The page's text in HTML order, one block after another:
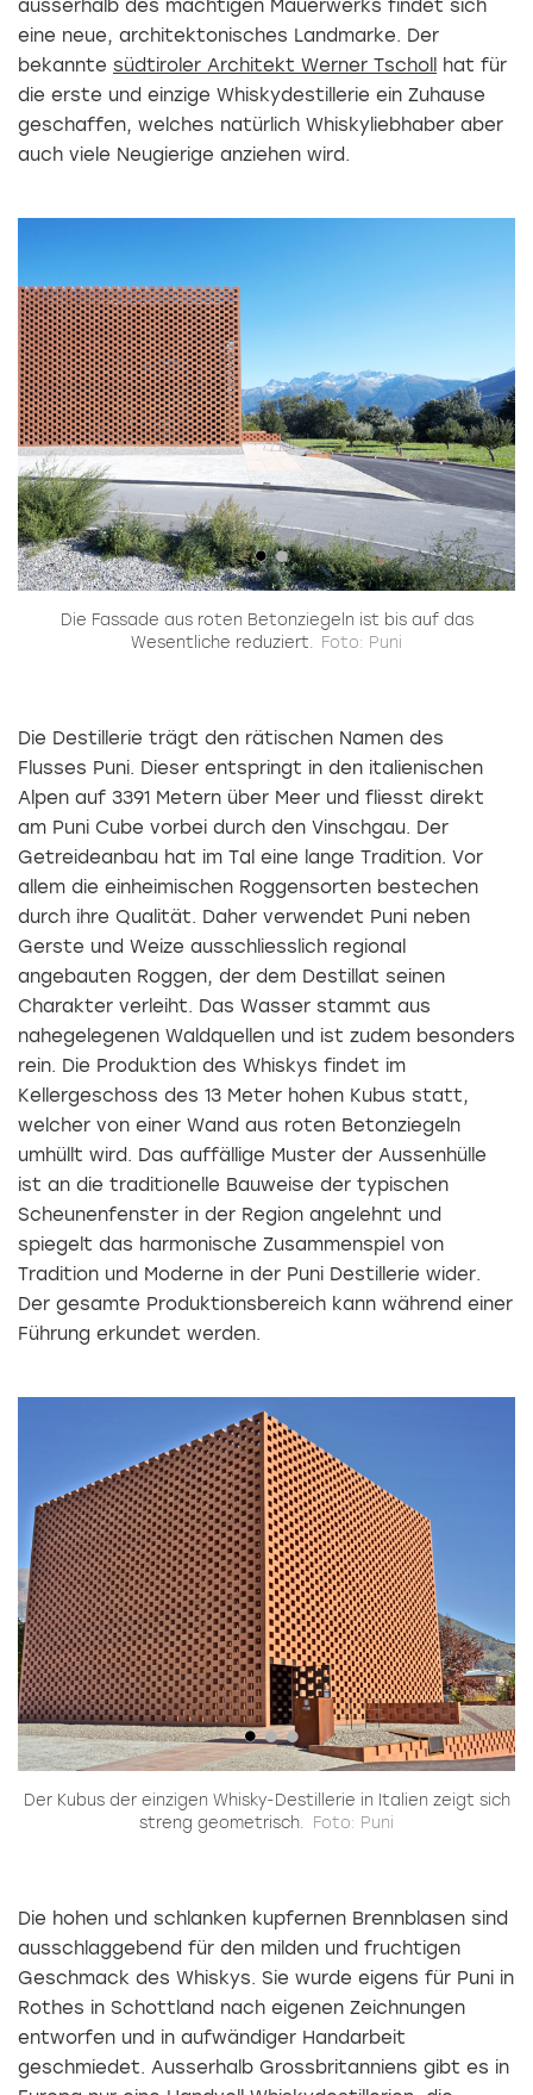
ausserhalb des mächtigen Mauerwerks findet sich
eine neue, architektonisches Landmarke. Der
bekannte südtiroler Architekt Werner Tscholl
hat für
die erste und einzige Whiskydestillerie ein Zuhause
geschaffen, welches natürlich Whiskyliebhaber aber
auch viele Neugierige anziehen wird.
Die Fassade aus roten Betonziegeln ist bis auf das
Wesentliche reduziert. Foto: Puni
Die Destillerie trägt den rätischen Namen des
Flusses Puni. Dieser entspringt in den italienischen
Alpen auf 3391 Metern über Meer und fliesst direkt
am Puni Cube vorbei durch den Vinschgau. Der
Getreideanbau hat im Tal eine lange Tradition. Vor
allem die einheimischen Roggensorten bestechen
durch ihre Qualität. Daher verwendet Puni neben
Gerste und Weize ausschliesslich regional
angebauten Roggen, der dem Destillat seinen
Charakter verleiht. Das Wasser stammt aus
nahegelegenen Waldquellen und ist zudem besonders
rein. Die Produktion des Whiskys findet im
Kellergeschoss des 13 Meter hohen Kubus statt,
welcher von einer Wand aus roten Betonziegeln
umhüllt wird. Das auffällige Muster der Aussenhülle
ist an die traditionelle Bauweise der typischen
Scheunenfenster in der Region angelehnt und
spiegelt das harmonische Zusammenspiel von
Tradition und Moderne in der Puni Destillerie wider.
Der gesamte Produktionsbereich kann während einer
Führung erkundet werden.
Der Kubus der einzigen Whisky-Destillerie in Italien zeigt sich
streng geometrisch.
Foto: Puni
Die hohen und schlanken kupfernen Brennblasen sind
ausschlaggebend für den milden und fruchtigen
Geschmack des Whiskys. Sie wurde eigens für Puni in
Rothes in Schottland nach eigenen Zeichnungen
entworfen und in aufwändiger Handarbeit
geschmiedet. Ausserhalb Grossbritanniens gibt es in